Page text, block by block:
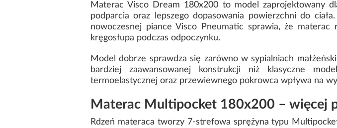
Materac Visco Dream 180x200 to model zaprojektowany
podparcia oraz lepszego dopasowania powierzchni do
nowoczesnej piance Visco Pneumatic sprawia, że
kręgosłupa podczas odpoczynku.
Model dobrze sprawdza się zarówno w sypialniach
bardziej zaawansowanej konstrukcji niż klasyczne
termoelastycznej oraz przewiewnego pokrowca wpływa na
Materac Multipocket 180x200 – więcej
Rdzeń materaca tworzy 7-strefowa sprężyna typu